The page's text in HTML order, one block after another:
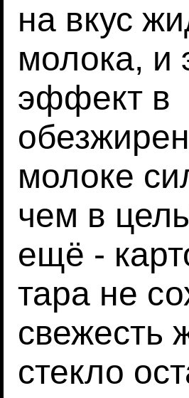
на вкус
молока, и
эффект в
молоке
чем в
ещё -
тара не
свежесть
стекло